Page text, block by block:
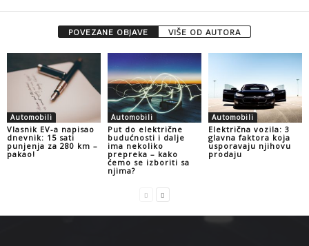
POVEZANE OBJAVE VIŠE OD AUTORA
Automobili
Vlasnik EV-a napisao
dnevnik: 15 sati
punjenja za 280 km –
pakao!
Automobili
Put do električne
budućnosti i dalje
ima nekoliko
prepreka – kako
ćemo se izboriti sa
njima?
Automobili
Električna vozila: 3
glavna faktora koja
usporavaju njihovu
prodaju